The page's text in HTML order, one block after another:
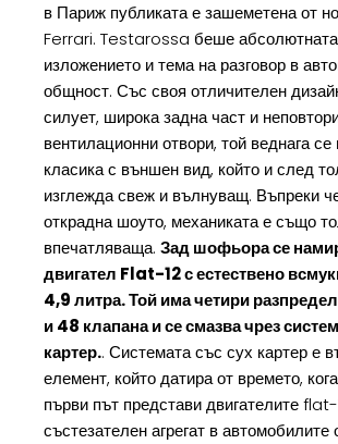
в Париж публиката е зашеметена от
Ferrari. Testarossa беше абсолютната
изложението и тема на разговор в
общност. Със своя отличителен
силует, широка задна част и
вентилационни отвори, той веднага
класика с външен вид, който и след
изглежда свеж и вълнуващ. Въпреки
открадна шоуто, механиката е също
впечатляваща. Зад шофьора се
двигател Flat-12 с естествено
4,9 литра. Той има четири
и 48 клапана и се смазва чрез
картер.. Системата със сух картер е
елемент, който датира от времето,
първи път представи двигателите flat-
състезателен агрегат в автомобилите